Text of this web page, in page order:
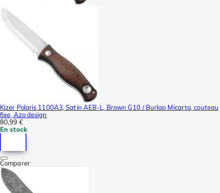
Kizer Polaris 1100A3, Satin AEB-L, Brown G10 / Burlap Micarta, couteau
fixe, Azo design
80,99 €
En stock
Comparer